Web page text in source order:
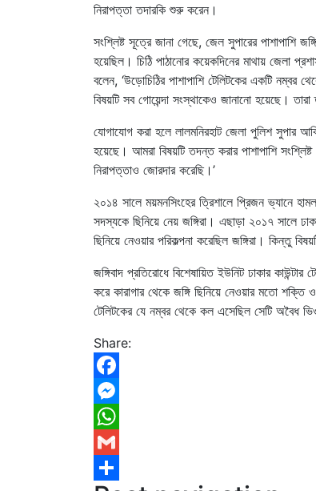
নিরাপত্তা তদারকি শুরু করেন।
সংশ্লিষ্ট সূত্রে জানা গেছে, জেল সুপারের পাশাপাশি
হয়েছিল। চিঠি পাঠানোর কয়েকদিনের মাথায় জেলা
বলেন, ‘উড়োচিঠির পাশাপাশি টেলিটকের একটি
বিষয়টি সব গোয়েন্দা সংস্থাকেও জানানো হয়েছে।
যোগাযোগ করা হলে লালমনিরহাট জেলা পুলিশ সুপার
হয়েছে। আমরা বিষয়টি তদন্ত করার পাশাপাশি
নিরাপত্তাও জোরদার করেছি।’
২০১৪ সালে ময়মনসিংহের ত্রিশালে প্রিজন ভ্যানে
সদস্যকে ছিনিয়ে নেয় জঙ্গিরা। এছাড়া ২০১৭ সালে
ছিনিয়ে নেওয়ার পরিকল্পনা করেছিল জঙ্গিরা। কিন্তু
জঙ্গিবাদ প্রতিরোধে বিশেষায়িত ইউনিট ঢাকার
করে কারাগার থেকে জঙ্গি ছিনিয়ে নেওয়ার মতো
টেলিটকের যে নম্বর থেকে কল এসেছিল সেটি অবৈধ
Share:
Facebook
Messenger
WhatsApp
Gmail